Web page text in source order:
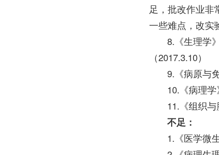
足，批改作业非
一些难点，改实
8.《生理学
（2017.3.10）
9.《病原与
10.《病理
11.《组织
不足：
1.《医学微